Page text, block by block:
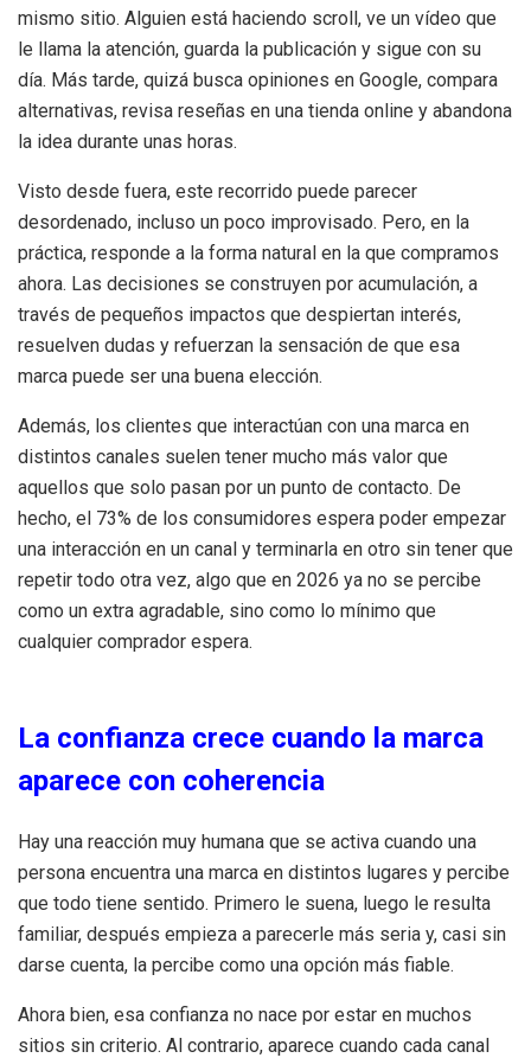
mismo sitio. Alguien está haciendo scroll, ve un vídeo que
le llama la atención, guarda la publicación y sigue con su
día. Más tarde, quizá busca opiniones en Google, compara
alternativas, revisa reseñas en una tienda online y abandona
la idea durante unas horas.
Visto desde fuera, este recorrido puede parecer
desordenado, incluso un poco improvisado. Pero, en la
práctica, responde a la forma natural en la que compramos
ahora. Las decisiones se construyen por acumulación, a
través de pequeños impactos que despiertan interés,
resuelven dudas y refuerzan la sensación de que esa
marca puede ser una buena elección.
Además, los clientes que interactúan con una marca en
distintos canales suelen tener mucho más valor que
aquellos que solo pasan por un punto de contacto. De
hecho, el 73% de los consumidores espera poder empezar
una interacción en un canal y terminarla en otro sin tener que
repetir todo otra vez, algo que en 2026 ya no se percibe
como un extra agradable, sino como lo mínimo que
cualquier comprador espera.
La confianza crece cuando la marca
aparece con coherencia
Hay una reacción muy humana que se activa cuando una
persona encuentra una marca en distintos lugares y percibe
que todo tiene sentido. Primero le suena, luego le resulta
familiar, después empieza a parecerle más seria y, casi sin
darse cuenta, la percibe como una opción más fiable.
Ahora bien, esa confianza no nace por estar en muchos
sitios sin criterio. Al contrario, aparece cuando cada canal